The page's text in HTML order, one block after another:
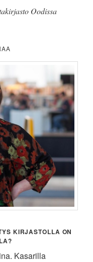
Oodissa
KIRJASTOLLA ON
Kasarilla